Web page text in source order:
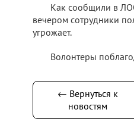
Как сообщили в
вечером сотрудники
угрожает.
Волонтеры
← Вернуться к
новостям